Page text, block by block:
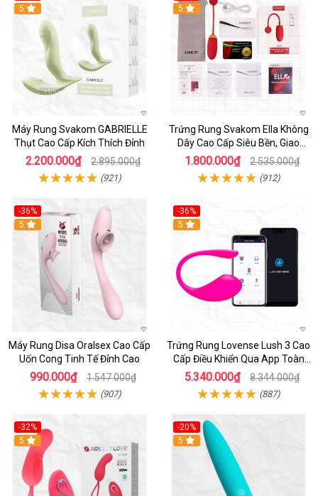
Hot
5
Máy Rung Svakom GABRIELLE
Thụt Cao Cấp Kích Thích Đỉnh
2.200.000₫ 2.895.000₫
(921)
5
Trứng Rung Svakom Ella Không
Dây Cao Cấp Siêu Bền, Giao
Nhanh
1.800.000₫ 2.535.000₫
(912)
-36%
5
Máy Rung Disa Oralsex Cao Cấp
Uốn Cong Tinh Tế Đỉnh Cao
990.000₫ 1.547.000₫
(907)
-36%
Hot
5
Trứng Rung Lovense Lush 3 Cao
Cấp Điều Khiển Qua App Toàn
Cầu
5.340.000₫ 8.344.000₫
(887)
-32%
5
-20%
5